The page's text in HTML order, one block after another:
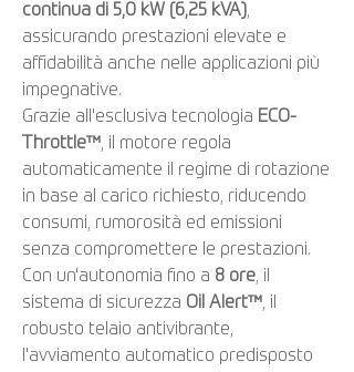
continua di 5,0 kW (6,25 kVA),
assicurando prestazioni elevate e
affidabilità anche nelle applicazioni più
impegnative.
Grazie all'esclusiva tecnologia ECO-
Throttle™, il motore regola
automaticamente il regime di rotazione
in base al carico richiesto, riducendo
consumi, rumorosità ed emissioni
senza compromettere le prestazioni.
Con un'autonomia fino a 8 ore, il
sistema di sicurezza Oil Alert™, il
robusto telaio antivibrante,
l'avviamento automatico predisposto